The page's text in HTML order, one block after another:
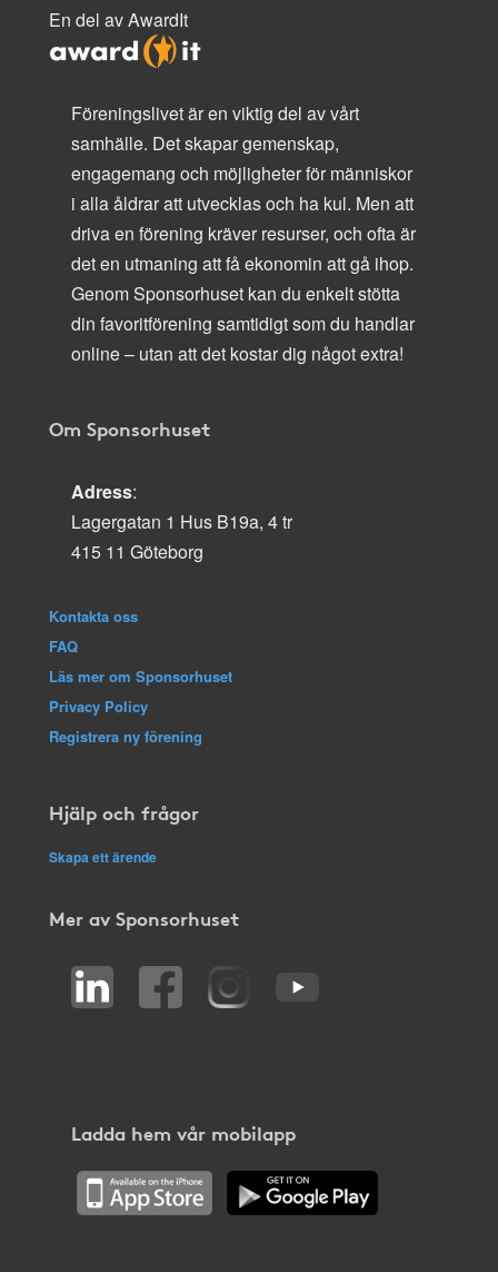
En del av AwardIt
Föreningslivet är en viktig del av vårt
samhälle. Det skapar gemenskap,
engagemang och möjligheter för människor
i alla åldrar att utvecklas och ha kul. Men att
driva en förening kräver resurser, och ofta är
det en utmaning att få ekonomin att gå ihop.
Genom Sponsorhuset kan du enkelt stötta
din favoritförening samtidigt som du handlar
online – utan att det kostar dig något extra!
Om Sponsorhuset
Adress:
Lagergatan 1 Hus B19a, 4 tr
415 11 Göteborg
Kontakta oss
FAQ
Läs mer om Sponsorhuset
Privacy Policy
Registrera ny förening
Hjälp och frågor
Skapa ett ärende
Mer av Sponsorhuset
Ladda hem vår mobilapp